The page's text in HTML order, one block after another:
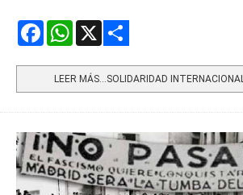
FacebookWhatsApp
LEER MÁS…SOLIDARIDAD